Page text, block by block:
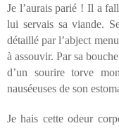
Je l’aurais parié ! Il a
lui servais sa viande.
détaillé par l’abject
à assouvir. Par sa
d’un sourire torve
nauséeuses de son
Je hais cette odeur